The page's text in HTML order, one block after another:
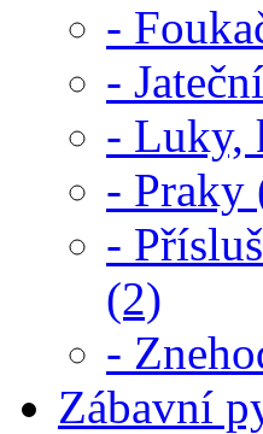
-
-
- Luky,
- Praky
-
(2)
-
Zábavní